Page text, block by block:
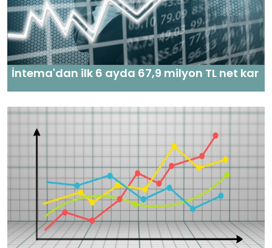
İntema'dan ilk 6 ayda 67,9 milyon TL net kar